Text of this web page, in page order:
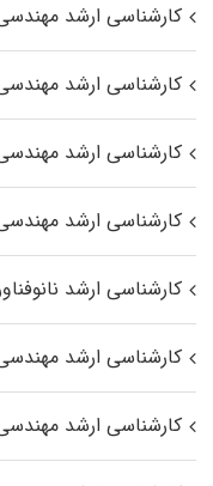
کارشناسی ارشد
کارشناسی ارشد
کارشناسی ارشد
کارشناسی ارشد
کارشناسی ارشد
کارشناسی ارشد
کارشناسی ارشد